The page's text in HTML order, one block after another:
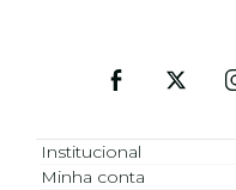
Institucional
Minha conta